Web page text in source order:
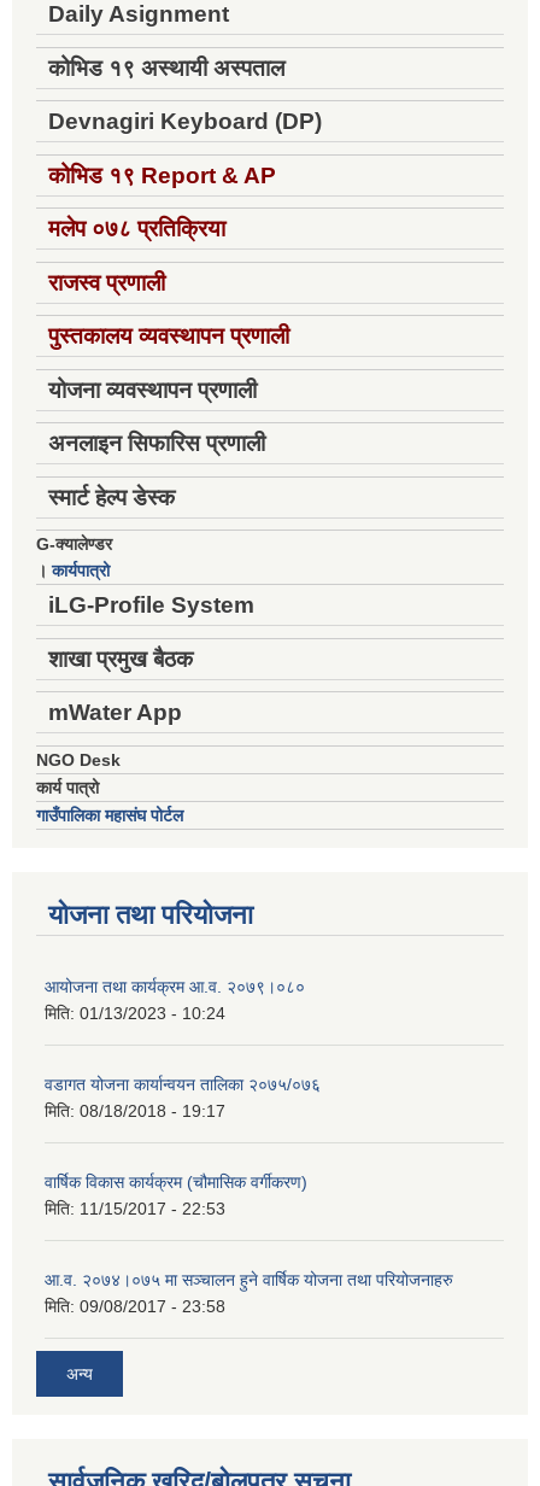
Daily Asignment
कोभिड १९ अस्थायी अस्पताल
Devnagiri Keyboard (DP)
कोभिड १९ Report & AP
मलेप ०७८ प्रतिक्रिया
राजस्व प्रणाली
पुस्तकालय व्यवस्थापन प्रणाली
योजना व्यवस्थापन प्रणाली
अनलाइन सिफारिस प्रणाली
स्मार्ट हेल्प डेस्क
G-क्यालेण्डर
।कार्यपात्रो
iLG-Profile System
शाखा प्रमुख बैठक
mWater App
NGO Desk
कार्य पात्रो
गाउँपालिका महासंघ पोर्टल
योजना तथा परियोजना
आयोजना तथा कार्यक्रम आ.व. २०७९।०८०
मिति: 01/13/2023 - 10:24
वडागत योजना कार्यान्वयन तालिका २०७५/०७६
मिति: 08/18/2018 - 19:17
वार्षिक विकास कार्यक्रम (चौमासिक वर्गीकरण)
मिति: 11/15/2017 - 22:53
आ.व. २०७४।०७५ मा सञ्चालन हुने वार्षिक योजना तथा परियोजनाहरु
मिति: 09/08/2017 - 23:58
अन्य